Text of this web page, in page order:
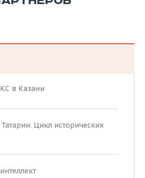
в Казани
Цикл исторических